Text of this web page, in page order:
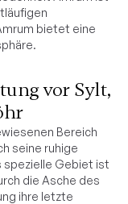
bietet eine
vor Sylt,
Bereich
seine ruhige
spezielle Gebiet ist
die Asche des
ihre letzte